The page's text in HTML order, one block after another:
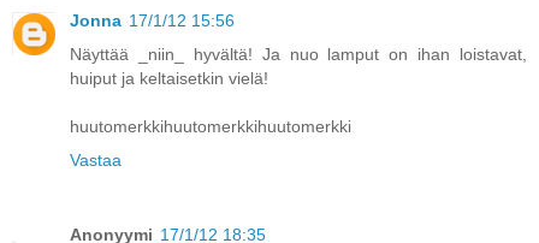
Jonna 17/1/12 15:56
Näyttää _niin_ hyvältä! Ja nuo lamput on ihan loistavat,
huiput ja keltaisetkin vielä!
huutomerkkihuutomerkkihuutomerkki
Vastaa
Anonyymi 17/1/12 18:35